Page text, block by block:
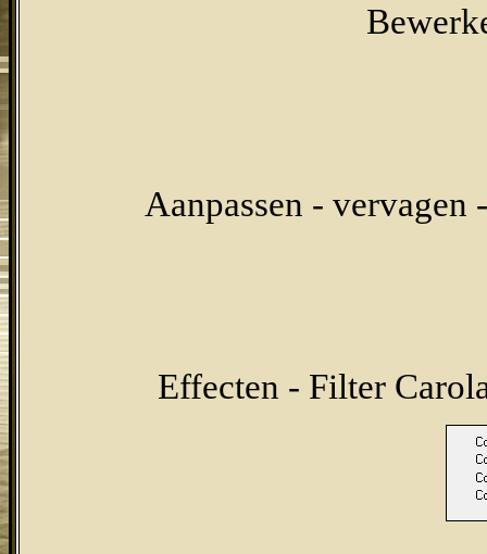
Aanpassen - vervagen
Effecten - Filter